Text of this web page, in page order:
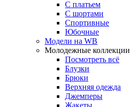
С платьем
С шортами
Спортивные
Юбочные
Модели на WB
Молодежные коллекции
Посмотреть всё
Блузки
Брюки
Верхняя одежда
Джемперы
Жакеты